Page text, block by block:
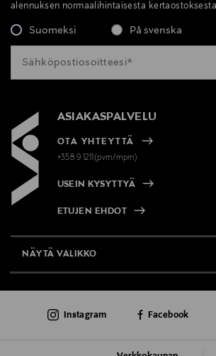
alennuksen normaalihintaisesta
Suomeksi På svenska
ASIAKASPALVELU
OTA YHTEYTTÄ
+358 9 1211(pvm/mpm)
USEIN KYSYTTYÄ
ETUJEN EHDOT
NÄYTÄ VALIKKO
AJANKOHTAISTA
Instagram Facebook